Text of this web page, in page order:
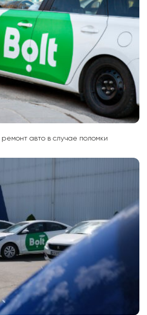
авто в случае поломки